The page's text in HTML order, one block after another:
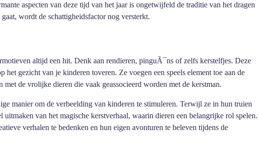
aspecten van deze tijd van het jaar is ongetwijfeld de traditie van het dragen
wordt de schattigheidsfactor nog versterkt.
altijd een hit. Denk aan rendieren, pinguÃ¯ns of zelfs kerstelfjes. Deze
gezicht van je kinderen toveren. Ze voegen een speels element toe aan de
de vrolijke dieren die vaak geassocieerd worden met de kerstman.
manier om de verbeelding van kinderen te stimuleren. Terwijl ze in hun truien
van het magische kerstverhaal, waarin dieren een belangrijke rol spelen.
verhalen te bedenken en hun eigen avonturen te beleven tijdens de